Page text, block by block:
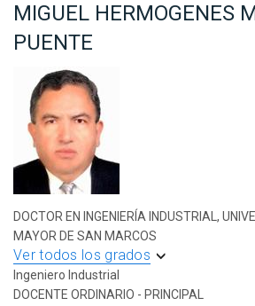
MIGUEL HERMOGENES
PUENTE
DOCTOR EN INGENIERÍA INDUSTRIAL,
MAYOR DE SAN MARCOS
Ver todos los grados
Ingeniero Industrial
DOCENTE ORDINARIO - PRINCIPAL